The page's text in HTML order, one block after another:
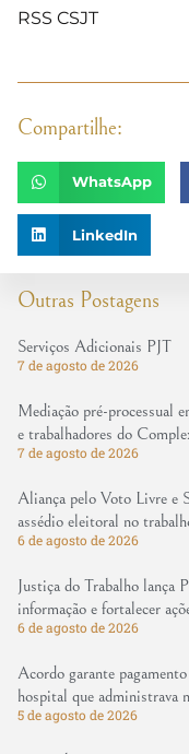
Outras Postagens
Serviços Adicionais PJT
7 de agosto de 2026
Mediação pré-processual
e trabalhadores do
7 de agosto de 2026
Aliança pelo Voto Livre e
assédio eleitoral no
6 de agosto de 2026
Justiça do Trabalho lança
informação e fortalecer
6 de agosto de 2026
Acordo garante
hospital que administrava
5 de agosto de 2026
RSS CSJT
Compartilhe:
WhatsApp
LinkedIn